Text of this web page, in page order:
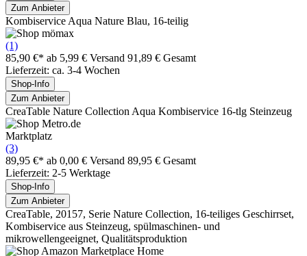
Zum Anbieter
Kombiservice Aqua Nature Blau, 16-teilig
(1)
85,90 €* ab 5,99 € Versand 91,89 € Gesamt
Lieferzeit: ca. 3-4 Wochen
Shop-Info
Zum Anbieter
CreaTable Nature Collection Aqua Kombiservice 16-tlg Steinzeug
Marktplatz
(3)
89,95 €* ab 0,00 € Versand 89,95 € Gesamt
Lieferzeit: 2-5 Werktage
Shop-Info
Zum Anbieter
CreaTable, 20157, Serie Nature Collection, 16-teiliges Geschirrset,
Kombiservice aus Steinzeug, spülmaschinen- und
mikrowellengeeignet, Qualitätsproduktion